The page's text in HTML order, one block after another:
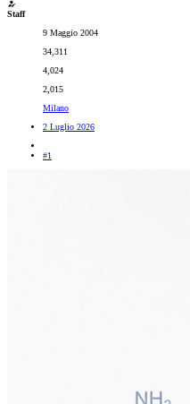
Staff
9 Maggio 2004
34,311
4,024
2,015
Milano
2 Luglio 2026
#1